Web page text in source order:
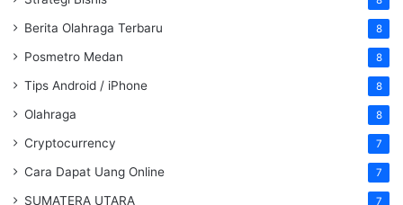
Berita Olahraga Terbaru 8
Posmetro Medan 8
Tips Android / iPhone 8
Olahraga 8
Cryptocurrency 7
Cara Dapat Uang Online 7
SUMATERA UTARA 7